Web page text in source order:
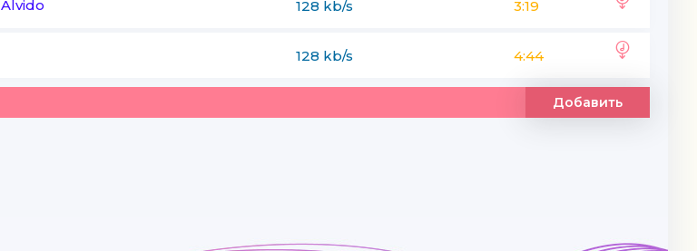
Alvido 128 kb/s 3:19
128 kb/s 4:44
Добавить